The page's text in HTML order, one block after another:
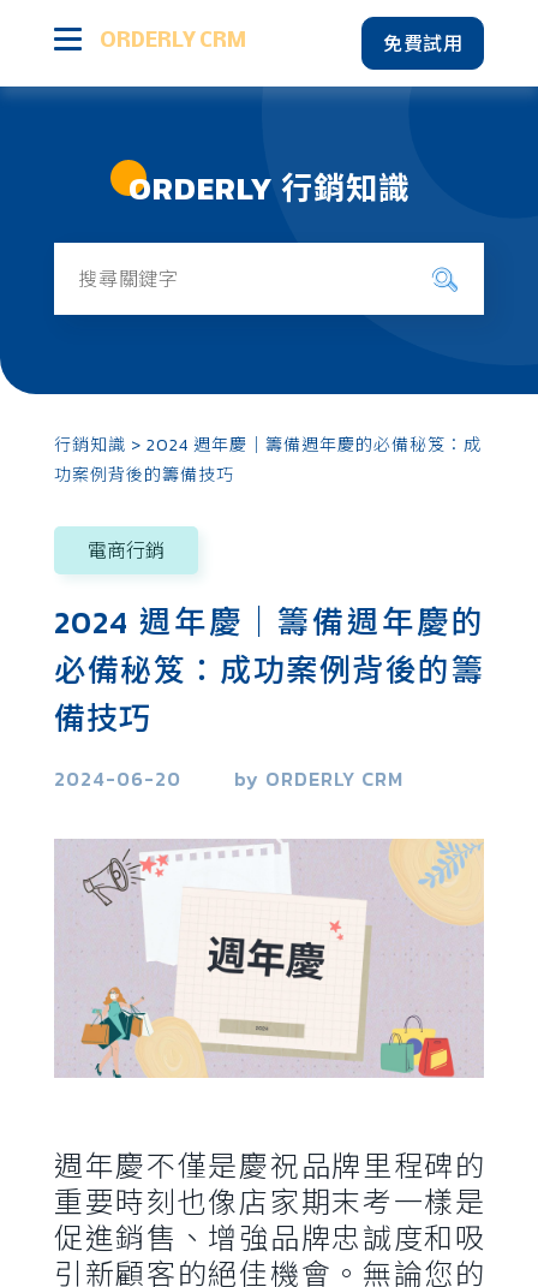
免費試用
ORDERLY CRM
智能會員經營
行銷知識
電商行銷
成功案例
ORDERLY 行銷知識
行銷知識 > 2024 週年慶｜籌備週年慶的必備秘笈：成
功案例背後的籌備技巧
電商行銷
2024 週年慶｜籌備週年慶的
必備秘笈：成功案例背後的籌
備技巧
2024-06-20 by ORDERLY CRM
週年慶不僅是慶祝品牌里程碑的
重要時刻也像店家期末考一樣是
促進銷售、增強品牌忠誠度和吸
引新顧客的絕佳機會。無論您的